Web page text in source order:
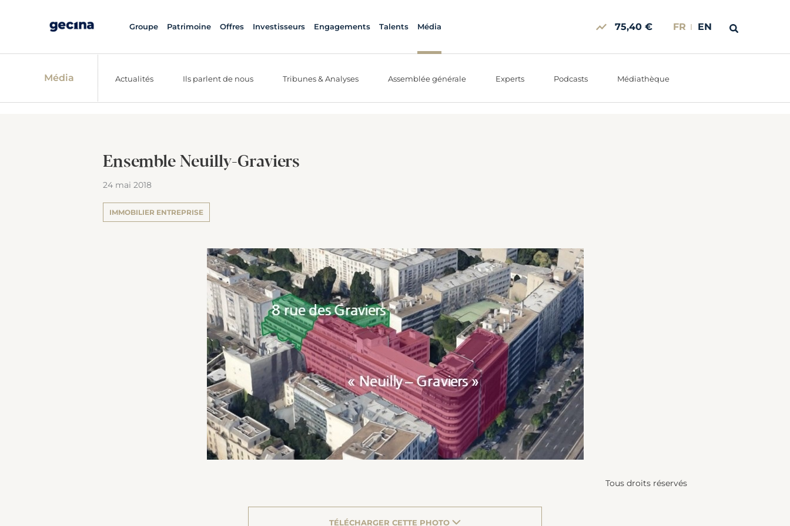
Groupe Patrimoine Offres Investisseurs Engagements Talents Média 75,40 € FR EN
Média Actualités Ils parlent de nous Tribunes & Analyses Assemblée générale Experts Podcasts Médiathèque
Ensemble Neuilly-Graviers
24 mai 2018
IMMOBILIER ENTREPRISE
Tous droits réservés
TÉLÉCHARGER CETTE PHOTO